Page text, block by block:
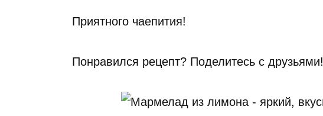
Приятного чаепития!
Понравился рецепт? Поделитесь с друзьями!